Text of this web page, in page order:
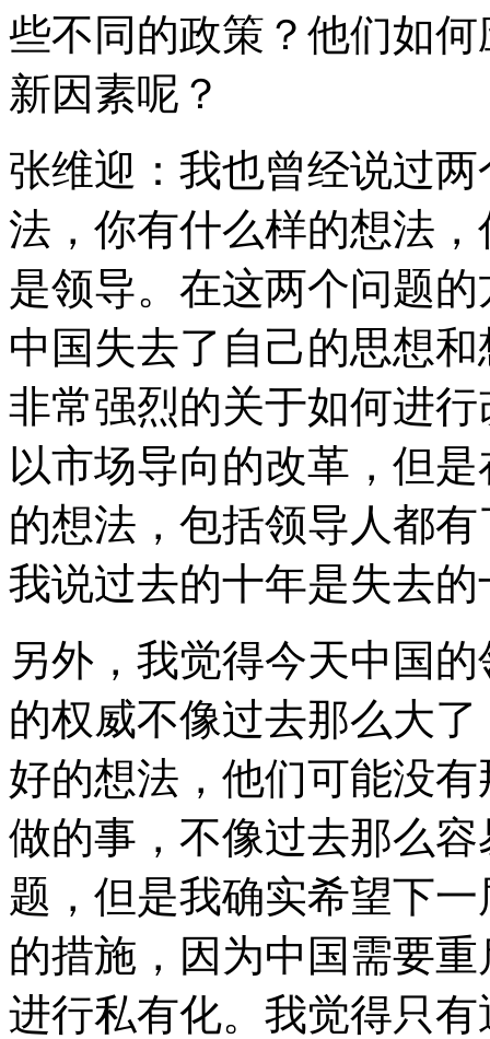
些不同的政策？他们如
新因素呢？
张维迎：我也曾经说过
法，你有什么样的想法
是领导。在这两个问题
中国失去了自己的思想
非常强烈的关于如何进
以市场导向的改革，但
的想法，包括领导人都
我说过去的十年是失去的
另外，我觉得今天中国
的权威不像过去那么大
好的想法，他们可能没
做的事，不像过去那么
题，但是我确实希望下
的措施，因为中国需要
进行私有化。我觉得只